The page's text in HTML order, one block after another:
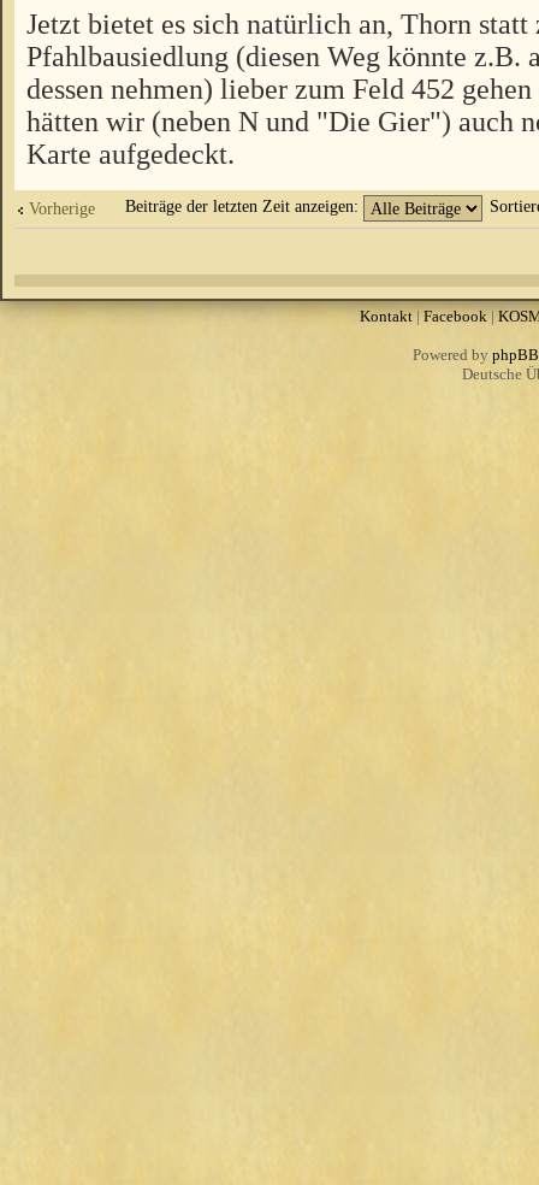
Jetzt bietet es sich natürlich an, Thorn statt
Pfahlbausiedlung (diesen Weg könnte z.B.
dessen nehmen) lieber zum Feld 452
hätten wir (neben N und "Die Gier") auch
Karte aufgedeckt.
Vorherige Beiträge der letzten Zeit anzeigen:
Kontakt|Facebook|
Powered by phpBB
Deutsche